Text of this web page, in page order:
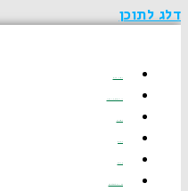
דלג לתוכן